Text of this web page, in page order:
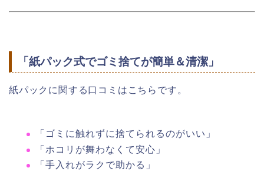
「紙パック式でゴミ捨てが簡単＆清潔」
紙パックに関する口コミはこちらです。
「ゴミに触れずに捨てられるのがいい」
「ホコリが舞わなくて安心」
「手入れがラクで助かる」